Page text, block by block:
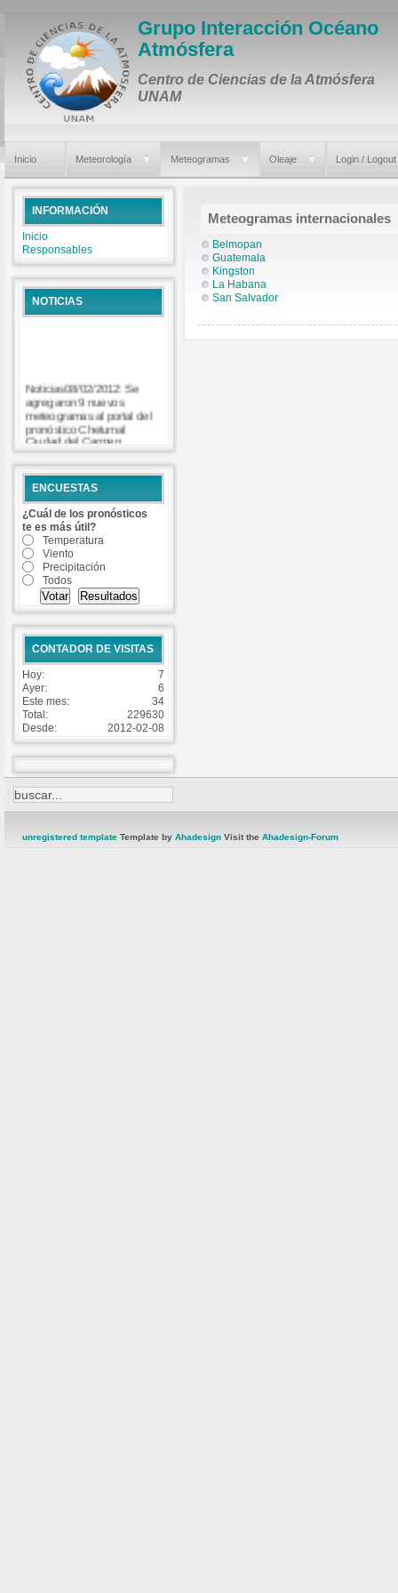
Grupo Interacción Océano
Atmósfera
Centro de Ciencias de la Atmósfera
UNAM
Inicio Meteorología Meteogramas Oleaje Login / Logout
INFORMACIÓN
Inicio
Responsables
NOTICIAS
Noticias08/02/2012: Se
agregaron 9 nuevos
meteogramas al portal del
pronóstico Chetumal
Ciudad del Carmen
Coatzacoalcos Cozumel
Isla Mujeres Matamoros
Progreso Tuxpan Veracruz
Read more...
ENCUESTAS
¿Cuál de los pronósticos
te es más útil?
Temperatura
Viento
Precipitación
Todos
CONTADOR DE VISITAS
Hoy:
7
Ayer:
6
Este mes:
34
Total:
229630
Desde:
2012-02-08
Meteogramas internacionales
Belmopan
Guatemala
Kingston
La Habana
San Salvador
unregistered template Template by Ahadesign Visit the Ahadesign-Forum